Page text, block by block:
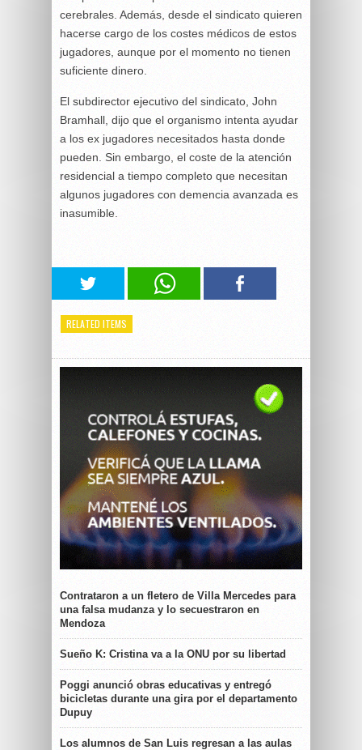
cerebrales. Además, desde el sindicato quieren
hacerse cargo de los costes médicos de estos
jugadores, aunque por el momento no tienen
suficiente dinero.
El subdirector ejecutivo del sindicato, John
Bramhall, dijo que el organismo intenta ayudar
a los ex jugadores necesitados hasta donde
pueden. Sin embargo, el coste de la atención
residencial a tiempo completo que necesitan
algunos jugadores con demencia avanzada es
inasumible.
RELATED ITEMS
Contrataron a un fletero de Villa Mercedes para
una falsa mudanza y lo secuestraron en
Mendoza
Sueño K: Cristina va a la ONU por su libertad
Poggi anunció obras educativas y entregó
bicicletas durante una gira por el departamento
Dupuy
Los alumnos de San Luis regresan a las aulas